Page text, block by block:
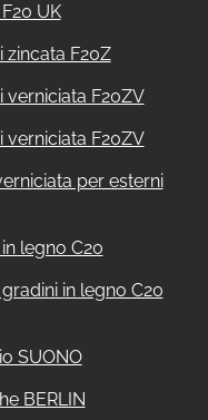
UK
F20Z
F20ZV
F20ZV
per esterni
legno C20
in legno C20
SUONO
BERLIN